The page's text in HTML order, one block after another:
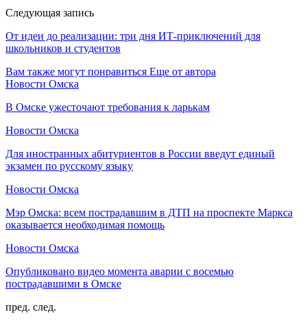
Следующая запись
От идеи до реализации: три дня ИТ-приключений для
школьников и студентов
Вам также могут понравиться Еще от автора
Новости Омска
В Омске ужесточают требования к ларькам
Новости Омска
Для иностранных абитуриентов в России введут единый
экзамен по русскому языку
Новости Омска
Мэр Омска: всем пострадавшим в ДТП на проспекте Маркса
оказывается необходимая помощь
Новости Омска
Опубликовано видео момента аварии с восемью
пострадавшими в Омске
пред. след.